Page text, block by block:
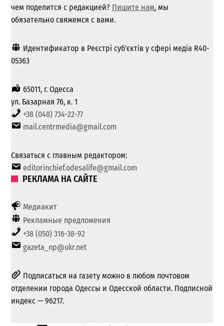
чем поделится с редакцией? Пишите нам, мы
обязательно свяжемся с вами.
Идентификатор в Реєстрі суб'єктів у сфері медіа R40-
05363
65011, г. Одесса
ул. Базарная 76, к. 1
+38 (048) 734-22-77
mail.centrmedia@gmail.com
Связаться с главным редактором:
editorinchief.odesalife@gmail.com
РЕКЛАМА НА САЙТЕ
Медиакит
Рекламные предложения
+38 (050) 316-38-92
gazeta_np@ukr.net
Подписаться на газету можно в любом почтовом
отделении города Одессы и Одесской области. Подписной
индекс — 96217.